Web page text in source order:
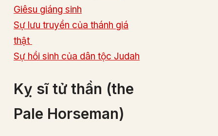
Giêsu giáng sinh
Sự lưu truyền của thánh giá
thật
Sự hồi sinh của dân tộc Judah
Kỵ sĩ tử thần (the
Pale Horseman)